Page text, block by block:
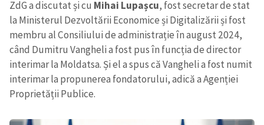
ZdG a discutat și cu Mihai Lupașcu, fost secretar de stat
la Ministerul Dezvoltării Economice și Digitalizării și fost
membru al Consiliului de administrație în august 2024,
când Dumitru Vangheli a fost pus în funcția de director
interimar la Moldatsa. Și el a spus că Vangheli a fost numit
interimar la propunerea fondatorului, adică a Agenției
Proprietății Publice.